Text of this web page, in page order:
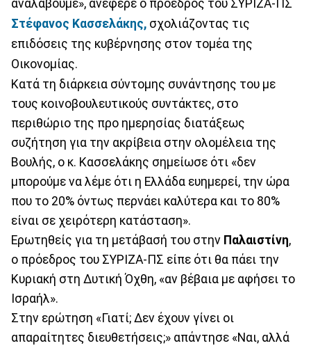
αναλάβουμε», ανέφερε ο πρόεδρος του ΣΥΡΙΖΑ-ΠΣ
Στέφανος Κασσελάκης, σχολιάζοντας τις
επιδόσεις της κυβέρνησης στον τομέα της
Οικονομίας.
Κατά τη διάρκεια σύντομης συνάντησης του με
τους κοινοβουλευτικούς συντάκτες, στο
περιθώριο της προ ημερησίας διατάξεως
συζήτηση για την ακρίβεια στην ολομέλεια της
Βουλής, ο κ. Κασσελάκης σημείωσε ότι «δεν
μπορούμε να λέμε ότι η Ελλάδα ευημερεί, την ώρα
που το 20% όντως περνάει καλύτερα και το 80%
είναι σε χειρότερη κατάσταση».
Ερωτηθείς για τη μετάβασή του στην Παλαιστίνη,
ο πρόεδρος του ΣΥΡΙΖΑ-ΠΣ είπε ότι θα πάει την
Κυριακή στη Δυτική Όχθη, «αν βέβαια με αφήσει το
Ισραήλ».
Στην ερώτηση «Γιατί; Δεν έχουν γίνει οι
απαραίτητες διευθετήσεις;» απάντησε «Ναι, αλλά